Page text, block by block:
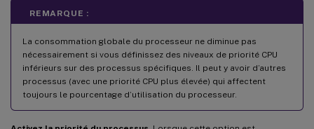
REMARQUE :
La consommation globale du processeur ne diminue pas
nécessairement si vous définissez des niveaux de priorité CPU
inférieurs sur des processus spécifiques. Il peut y avoir d’autres
processus (avec une priorité CPU plus élevée) qui affectent
toujours le pourcentage d’utilisation du processeur.